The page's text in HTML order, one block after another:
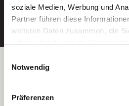
soziale Medien, Werbung und
Partner führen diese
weiteren Daten zusammen, die
Wenn Sie auf „Cookies
Sie der Speicherung sämtlicher
Ihre Einwilligung
indem Sie die Cookie-
Notwendig
Präferenzen
E-Mail-Adresse
Betreiber der Webseite
Kantstraße 45a